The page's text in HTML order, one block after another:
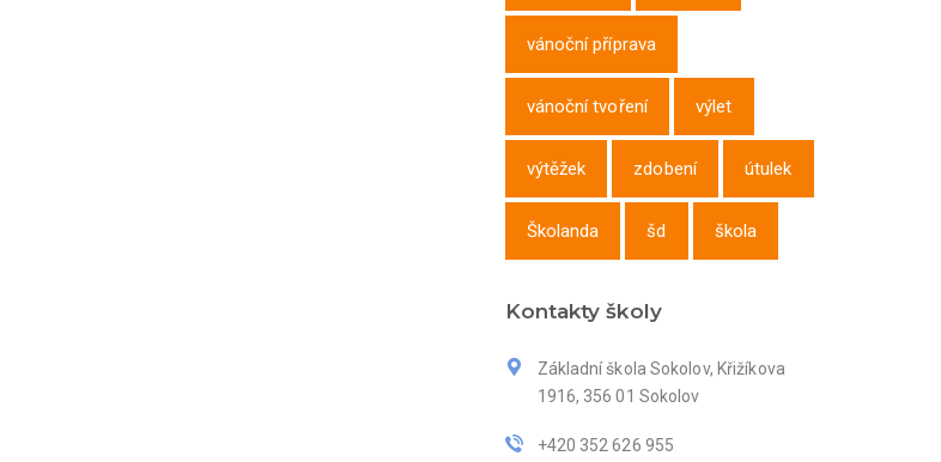
vánoční příprava
vánoční tvoření výlet
výtěžek zdobení útulek
Školanda šd škola
Kontakty školy
Základní škola Sokolov, Křižíkova
1916, 356 01 Sokolov
+420 352 626 955